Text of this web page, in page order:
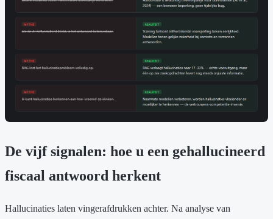
De vijf signalen: hoe u een gehallucineerd
fiscaal antwoord herkent
Hallucinaties laten vingerafdrukken achter. Na analyse van